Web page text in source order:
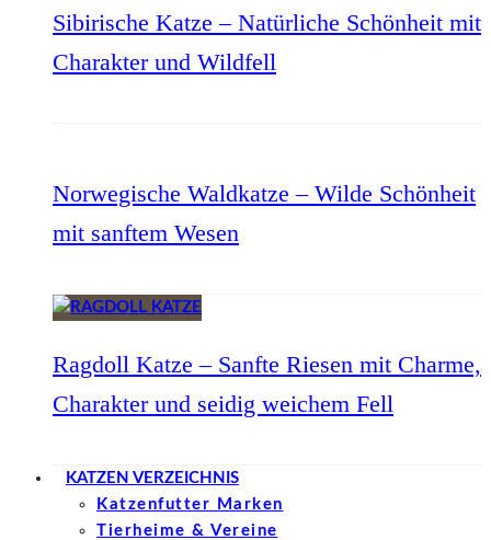
Sibirische Katze – Natürliche Schönheit mit
Charakter und Wildfell
Norwegische Waldkatze – Wilde Schönheit
mit sanftem Wesen
Ragdoll Katze – Sanfte Riesen mit Charme,
Charakter und seidig weichem Fell
KATZEN VERZEICHNIS
Katzenfutter Marken
Tierheime & Vereine